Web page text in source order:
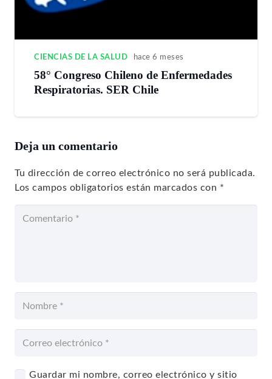
CIENCIAS DE LA SALUD hace 6 meses
58° Congreso Chileno de Enfermedades
Respiratorias. SER Chile
Deja un comentario
Tu dirección de correo electrónico no será publicada.
Los campos obligatorios están marcados con *
Guardar mi nombre, correo electrónico y sitio